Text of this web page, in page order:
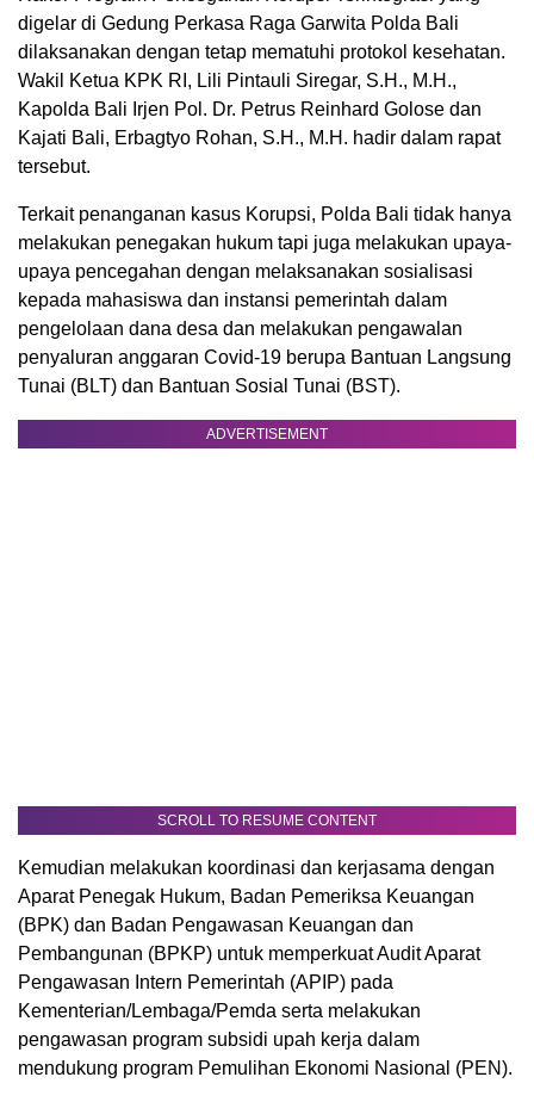
digelar di Gedung Perkasa Raga Garwita Polda Bali
dilaksanakan dengan tetap mematuhi protokol kesehatan.
Wakil Ketua KPK RI, Lili Pintauli Siregar, S.H., M.H.,
Kapolda Bali Irjen Pol. Dr. Petrus Reinhard Golose dan
Kajati Bali, Erbagtyo Rohan, S.H., M.H. hadir dalam rapat
tersebut.
Terkait penanganan kasus Korupsi, Polda Bali tidak hanya
melakukan penegakan hukum tapi juga melakukan upaya-
upaya pencegahan dengan melaksanakan sosialisasi
kepada mahasiswa dan instansi pemerintah dalam
pengelolaan dana desa dan melakukan pengawalan
penyaluran anggaran Covid-19 berupa Bantuan Langsung
Tunai (BLT) dan Bantuan Sosial Tunai (BST).
ADVERTISEMENT
SCROLL TO RESUME CONTENT
Kemudian melakukan koordinasi dan kerjasama dengan
Aparat Penegak Hukum, Badan Pemeriksa Keuangan
(BPK) dan Badan Pengawasan Keuangan dan
Pembangunan (BPKP) untuk memperkuat Audit Aparat
Pengawasan Intern Pemerintah (APIP) pada
Kementerian/Lembaga/Pemda serta melakukan
pengawasan program subsidi upah kerja dalam
mendukung program Pemulihan Ekonomi Nasional (PEN).